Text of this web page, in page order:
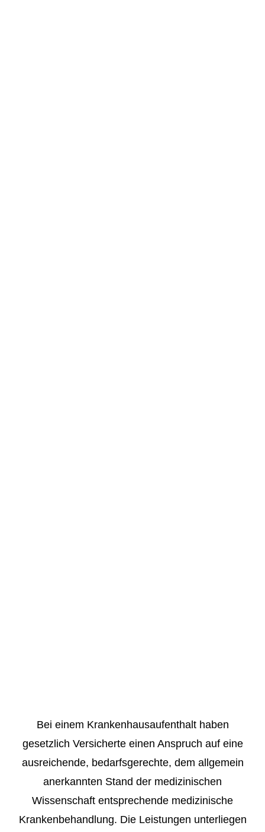
Bei einem Krankenhausaufenthalt haben
gesetzlich Versicherte einen Anspruch auf eine
ausreichende, bedarfsgerechte, dem allgemein
anerkannten Stand der medizinischen
Wissenschaft entsprechende medizinische
Krankenbehandlung. Die Leistungen unterliegen